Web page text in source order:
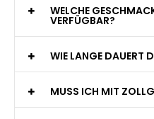
WELCHE
VERFÜGBAR?
WIE LANGE DAUERT
MUSS ICH MIT